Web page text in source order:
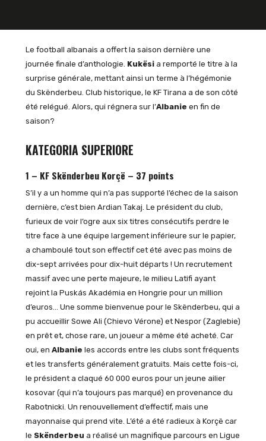
Le football albanais a offert la saison dernière une
journée finale d’anthologie. Kukësia remporté le titre à la
surprise générale, mettant ainsi un terme à l’hégémonie
du Skënderbeu. Club historique, le KF Tirana a de son côté
été relégué. Alors, qui régnera sur l’Albanie en fin de
saison?
KATEGORIA SUPERIORE
1 – KF Skënderbeu Korçë – 37 points
S’il y a un homme qui n’a pas supporté l’échec de la saison
dernière, c’est bien Ardian Takaj. Le président du club,
furieux de voir l’ogre aux six titres consécutifs perdre le
titre face à une équipe largement inférieure sur le papier,
a chamboulé tout son effectif cet été avec pas moins de
dix-sept arrivées pour dix-huit départs ! Un recrutement
massif avec une perte majeure, le milieu Latifi ayant
rejoint la Puskás Akadémia en Hongrie pour un million
d’euros… Une somme bienvenue pour le Skënderbeu, qui a
pu accueillir Sowe Ali (Chievo Vérone) et Nespor (Zaglebie)
en prêt et, chose rare, un joueur a même été acheté. Car
oui, en Albanie les accords entre les clubs sont fréquents
et les transferts généralement gratuits. Mais cette fois-ci,
le président a claqué 60 000 euros pour un jeune ailier
kosovar (qui n’a toujours pas marqué) en provenance du
Rabotnicki. Un renouvellement d’effectif, mais une
mayonnaise qui prend vite. L’été a été radieux à Korçë car
le Skënderbeu a réalisé un magnifique parcours en Ligue